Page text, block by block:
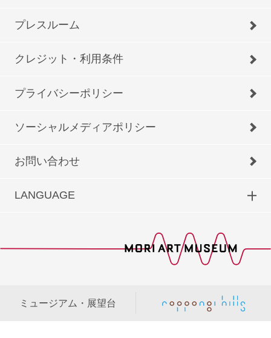
プレスルーム
クレジット・利用条件
プライバシーポリシー
ソーシャルメディアポリシー
お問い合わせ
LANGUAGE
ミュージアム・展望台